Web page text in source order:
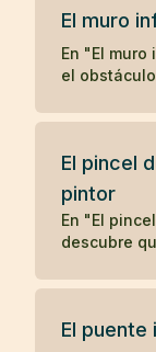
El muro
En "El
el
necesitaba
El pincel
pintor
En "El
descubre
quien las
El puente